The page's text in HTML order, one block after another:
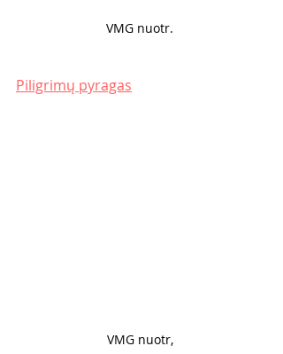
VMG nuotr.
Piligrimų pyragas
VMG nuotr,